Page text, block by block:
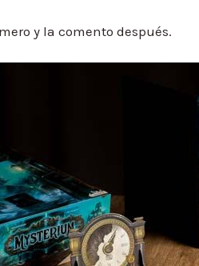
y la comento después.